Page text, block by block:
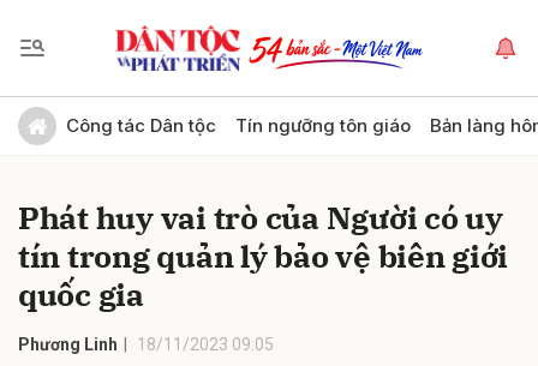
Công tác Dân tộc Tín ngưỡng tôn giáo Bản làng
Phát huy vai trò của Người có uy
tín trong quản lý bảo vệ biên giới
quốc gia
Phương Linh 18/11/2023 09:05
Gửi bình luận